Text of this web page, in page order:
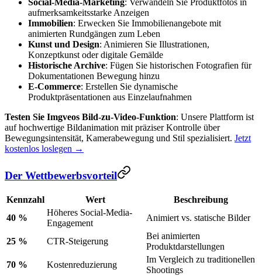
Social-Media-Marketing: Verwandeln Sie Produktfotos in
aufmerksamkeitsstarke Anzeigen
Immobilien: Erwecken Sie Immobilienangebote mit
animierten Rundgängen zum Leben
Kunst und Design: Animieren Sie Illustrationen,
Konzeptkunst oder digitale Gemälde
Historische Archive: Fügen Sie historischen Fotografien für
Dokumentationen Bewegung hinzu
E-Commerce: Erstellen Sie dynamische
Produktpräsentationen aus Einzelaufnahmen
Testen Sie Imgveos Bild-zu-Video-Funktion: Unsere Plattform ist
auf hochwertige Bildanimation mit präziser Kontrolle über
Bewegungsintensität, Kamerabewegung und Stil spezialisiert. Jetzt
kostenlos loslegen →
Der Wettbewerbsvorteil
Kennzahl Wert
Beschreibung
40 %
Höheres Social-Media-
Engagement
Animiert vs. statische Bilder
25 % CTR-Steigerung
Bei animierten
Produktdarstellungen
70 %
Kostenreduzierung
Im Vergleich zu traditionellen
Shootings